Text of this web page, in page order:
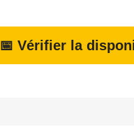
📅 Vérifier la